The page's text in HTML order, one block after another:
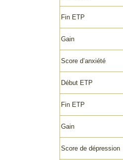
Fin ETP
Gain
Score d’anxiété
Début ETP
Fin ETP
Gain
Score de dépression